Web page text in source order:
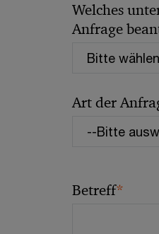
Welches
Anfrage
Art der
Betreff*